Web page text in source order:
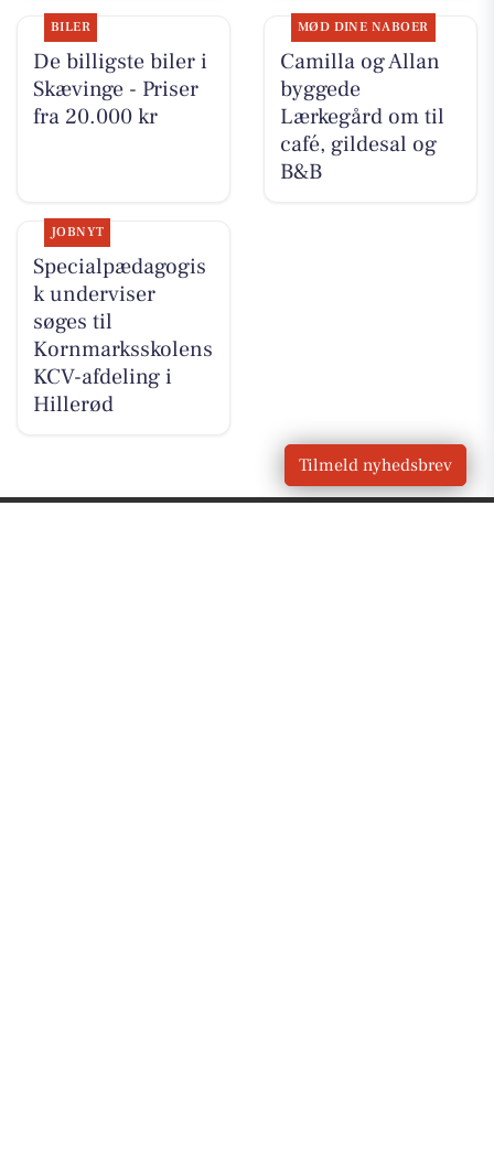
BILER
De billigste biler i
Skævinge - Priser
fra 20.000 kr
MØD DINE NABOER
Camilla og Allan
byggede
Lærkegård om til
café, gildesal og
B&B
JOBNYT
Specialpædagogis
k underviser
søges til
Kornmarksskolens
KCV-afdeling i
Hillerød
Tilmeld nyhedsbrev